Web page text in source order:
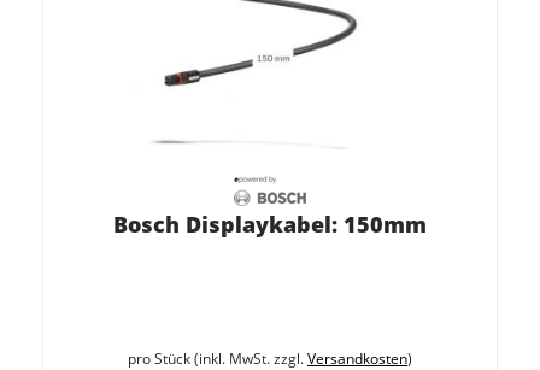
Bosch Displaykabel: 150mm
pro Stück (inkl. MwSt. zzgl.Versandkosten)